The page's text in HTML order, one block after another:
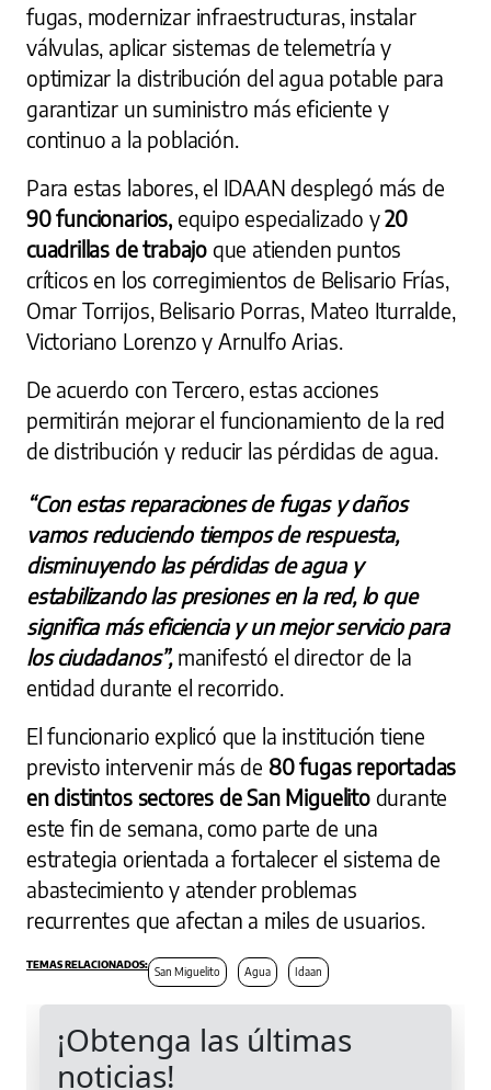
fugas, modernizar infraestructuras, instalar
válvulas, aplicar sistemas de telemetría y
optimizar la distribución del agua potable para
garantizar un suministro más eficiente y
continuo a la población.
Para estas labores, el IDAAN desplegó más de
90 funcionarios,equipo especializado y20
cuadrillas de trabajo que atienden puntos
críticos en los corregimientos de Belisario Frías,
Omar Torrijos, Belisario Porras, Mateo Iturralde,
Victoriano Lorenzo y Arnulfo Arias.
De acuerdo con Tercero, estas acciones
permitirán mejorar el funcionamiento de la red
de distribución y reducir las pérdidas de agua.
“Con estas reparaciones de fugas y daños
vamos reduciendo tiempos de respuesta,
disminuyendo las pérdidas de agua y
estabilizando las presiones en la red, lo que
significa más eficiencia y un mejor servicio para
los ciudadanos”,manifestó el director de la
entidad durante el recorrido.
El funcionario explicó que la institución tiene
previsto intervenir más de 80 fugas reportadas
en distintos sectores de San Miguelitodurante
este fin de semana, como parte de una
estrategia orientada a fortalecer el sistema de
abastecimiento y atender problemas
recurrentes que afectan a miles de usuarios.
San Miguelito Agua Idaan